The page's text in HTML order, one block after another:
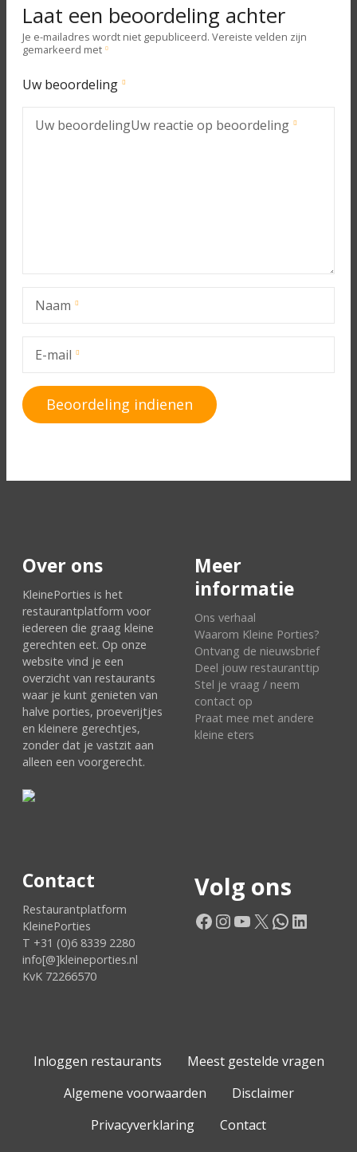
Laat een beoordeling achter
Je e-mailadres wordt niet gepubliceerd. Vereiste velden zijn
gemarkeerd met
Uw beoordeling
Uw beoordelingUw reactie op beoordeling
Naam
E-mail
Over ons
KleinePorties is het
restaurantplatform voor
iedereen die graag kleine
gerechten eet. Op onze
website vind je een
overzicht van restaurants
waar je kunt genieten van
halve porties, proeverijtjes
en kleinere gerechtjes,
zonder dat je vastzit aan
alleen een voorgerecht.
Meer
informatie
Ons verhaal
Waarom Kleine Porties?
Ontvang de nieuwsbrief
Deel jouw restauranttip
Stel je vraag / neem
contact op
Praat mee met andere
kleine eters
Contact
Restaurantplatform
KleinePorties
T +31 (0)6 8339 2280
info[@]kleineporties.nl
KvK 72266570
Volg ons
Facebook InstagramYouTube X WhatsApp LinkedIn
Inloggen restaurants
Meest gestelde vragen
Algemene voorwaarden
Disclaimer
Privacyverklaring
Contact